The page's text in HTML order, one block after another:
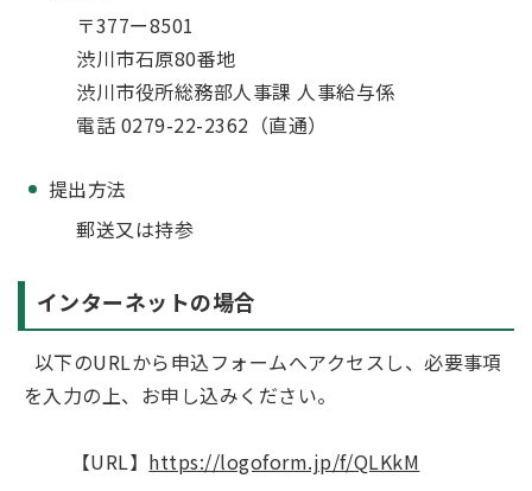
〒377ー8501
渋川市石原80番地
渋川市役所総務部人事課 人事給与係
電話 0279-22-2362（直通）
提出方法
郵送又は持参
インターネットの場合
以下のURLから申込フォームへアクセスし、必要事項
を入力の上、お申し込みください。
【URL】 https://logoform.jp/f/QLKkM